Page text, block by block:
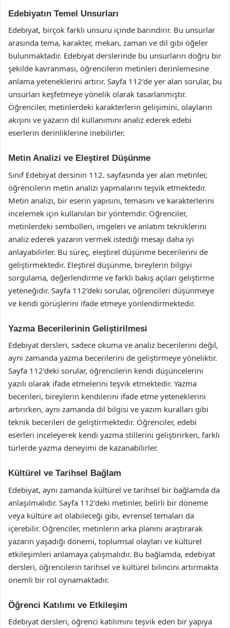
Edebiyatın Temel Unsurları
Edebiyat, birçok farklı unsuru içinde barındırır. Bu unsurlar
arasında tema, karakter, mekan, zaman ve dil gibi öğeler
bulunmaktadır. Edebiyat derslerinde bu unsurların doğru bir
şekilde kavranması, öğrencilerin metinleri derinlemesine
anlama yeteneklerini artırır. Sayfa 112’de yer alan sorular, bu
unsurları keşfetmeye yönelik olarak tasarlanmıştır.
Öğrenciler, metinlerdeki karakterlerin gelişimini, olayların
akışını ve yazarın dil kullanımını analiz ederek edebi
eserlerin derinliklerine inebilirler.
Metin Analizi ve Eleştirel Düşünme
Sınıf Edebiyat dersinin 112. sayfasında yer alan metinler,
öğrencilerin metin analizi yapmalarını teşvik etmektedir.
Metin analizi, bir eserin yapısını, temasını ve karakterlerini
incelemek için kullanılan bir yöntemdir. Öğrenciler,
metinlerdeki sembolleri, imgeleri ve anlatım tekniklerini
analiz ederek yazarın vermek istediği mesajı daha iyi
anlayabilirler. Bu süreç, eleştirel düşünme becerilerini de
geliştirmektedir. Eleştirel düşünme, bireylerin bilgiyi
sorgulama, değerlendirme ve farklı bakış açıları geliştirme
yeteneğidir. Sayfa 112’deki sorular, öğrencileri düşünmeye
ve kendi görüşlerini ifade etmeye yönlendirmektedir.
Yazma Becerilerinin Geliştirilmesi
Edebiyat dersleri, sadece okuma ve analiz becerilerini değil,
aynı zamanda yazma becerilerini de geliştirmeye yöneliktir.
Sayfa 112’deki sorular, öğrencilerin kendi düşüncelerini
yazılı olarak ifade etmelerini teşvik etmektedir. Yazma
becerileri, bireylerin kendilerini ifade etme yeteneklerini
artırırken, aynı zamanda dil bilgisi ve yazım kuralları gibi
teknik becerileri de geliştirmektedir. Öğrenciler, edebi
eserleri inceleyerek kendi yazma stillerini geliştirirken, farklı
türlerde yazma deneyimi de kazanabilirler.
Kültürel ve Tarihsel Bağlam
Edebiyat, aynı zamanda kültürel ve tarihsel bir bağlamda da
anlaşılmalıdır. Sayfa 112’deki metinler, belirli bir döneme
veya kültüre ait olabileceği gibi, evrensel temaları da
içerebilir. Öğrenciler, metinlerin arka planını araştırarak
yazarın yaşadığı dönemi, toplumsal olayları ve kültürel
etkileşimleri anlamaya çalışmalıdır. Bu bağlamda, edebiyat
dersleri, öğrencilerin tarihsel ve kültürel bilincini artırmakta
önemli bir rol oynamaktadır.
Öğrenci Katılımı ve Etkileşim
Edebiyat dersleri, öğrenci katılımını teşvik eden bir yapıya